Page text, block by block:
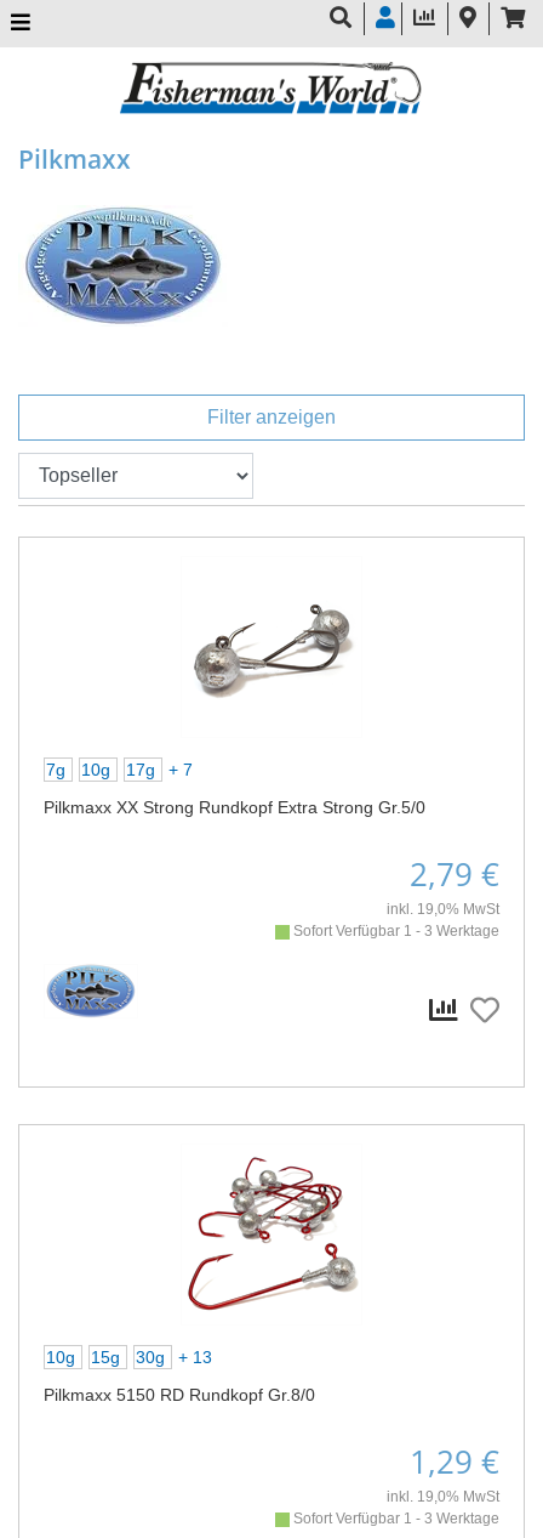
Pilkmaxx
Filter anzeigen
7g 10g 17g
+ 7
Pilkmaxx XX Strong Rundkopf Extra Strong Gr.5/0
2,79 €
inkl. 19,0% MwSt
Sofort Verfügbar 1 - 3 Werktage
10g 15g 30g
+ 13
Pilkmaxx 5150 RD Rundkopf Gr.8/0
1,29 €
inkl. 19,0% MwSt
Sofort Verfügbar 1 - 3 Werktage